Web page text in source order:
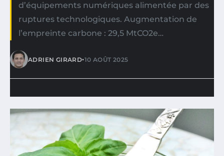
d’équipements numériques alimentée par des
ruptures technologiques. Augmentation de
l’empreinte carbone : 29,5 MtCO2e…
ADRIEN GIRARD•10 AOÛT 2025